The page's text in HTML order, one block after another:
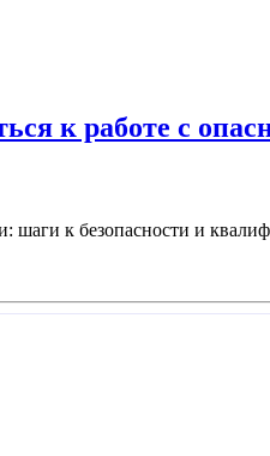
к работе с
шаги к безопасности и